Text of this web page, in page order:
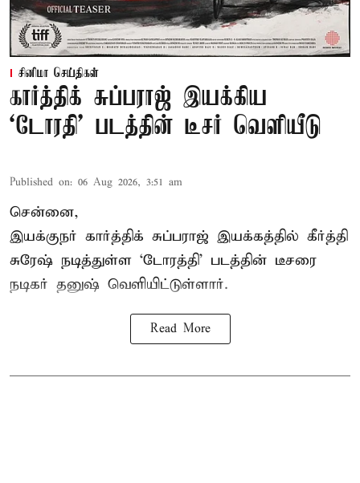
சினிமா செய்திகள்
கார்த்திக் சுப்பராஜ் இயக்கிய
`டோரதி' படத்தின் டீசர் வெளியீடு
Published on: 06 Aug 2026, 3:51 am
சென்னை,
இயக்குநர் கார்த்திக் சுப்பராஜ் இயக்கத்தில் கீர்த்தி
சுரேஷ் நடித்துள்ள `டோரத்தி' படத்தின் டீசரை
நடிகர் தனுஷ் வெளியிட்டுள்ளார்.
Read More